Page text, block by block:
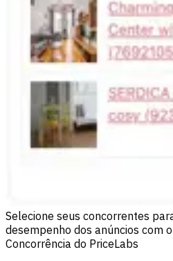
Selecione seus concorrentes
desempenho dos anúncios com
Concorrência do PriceLabs